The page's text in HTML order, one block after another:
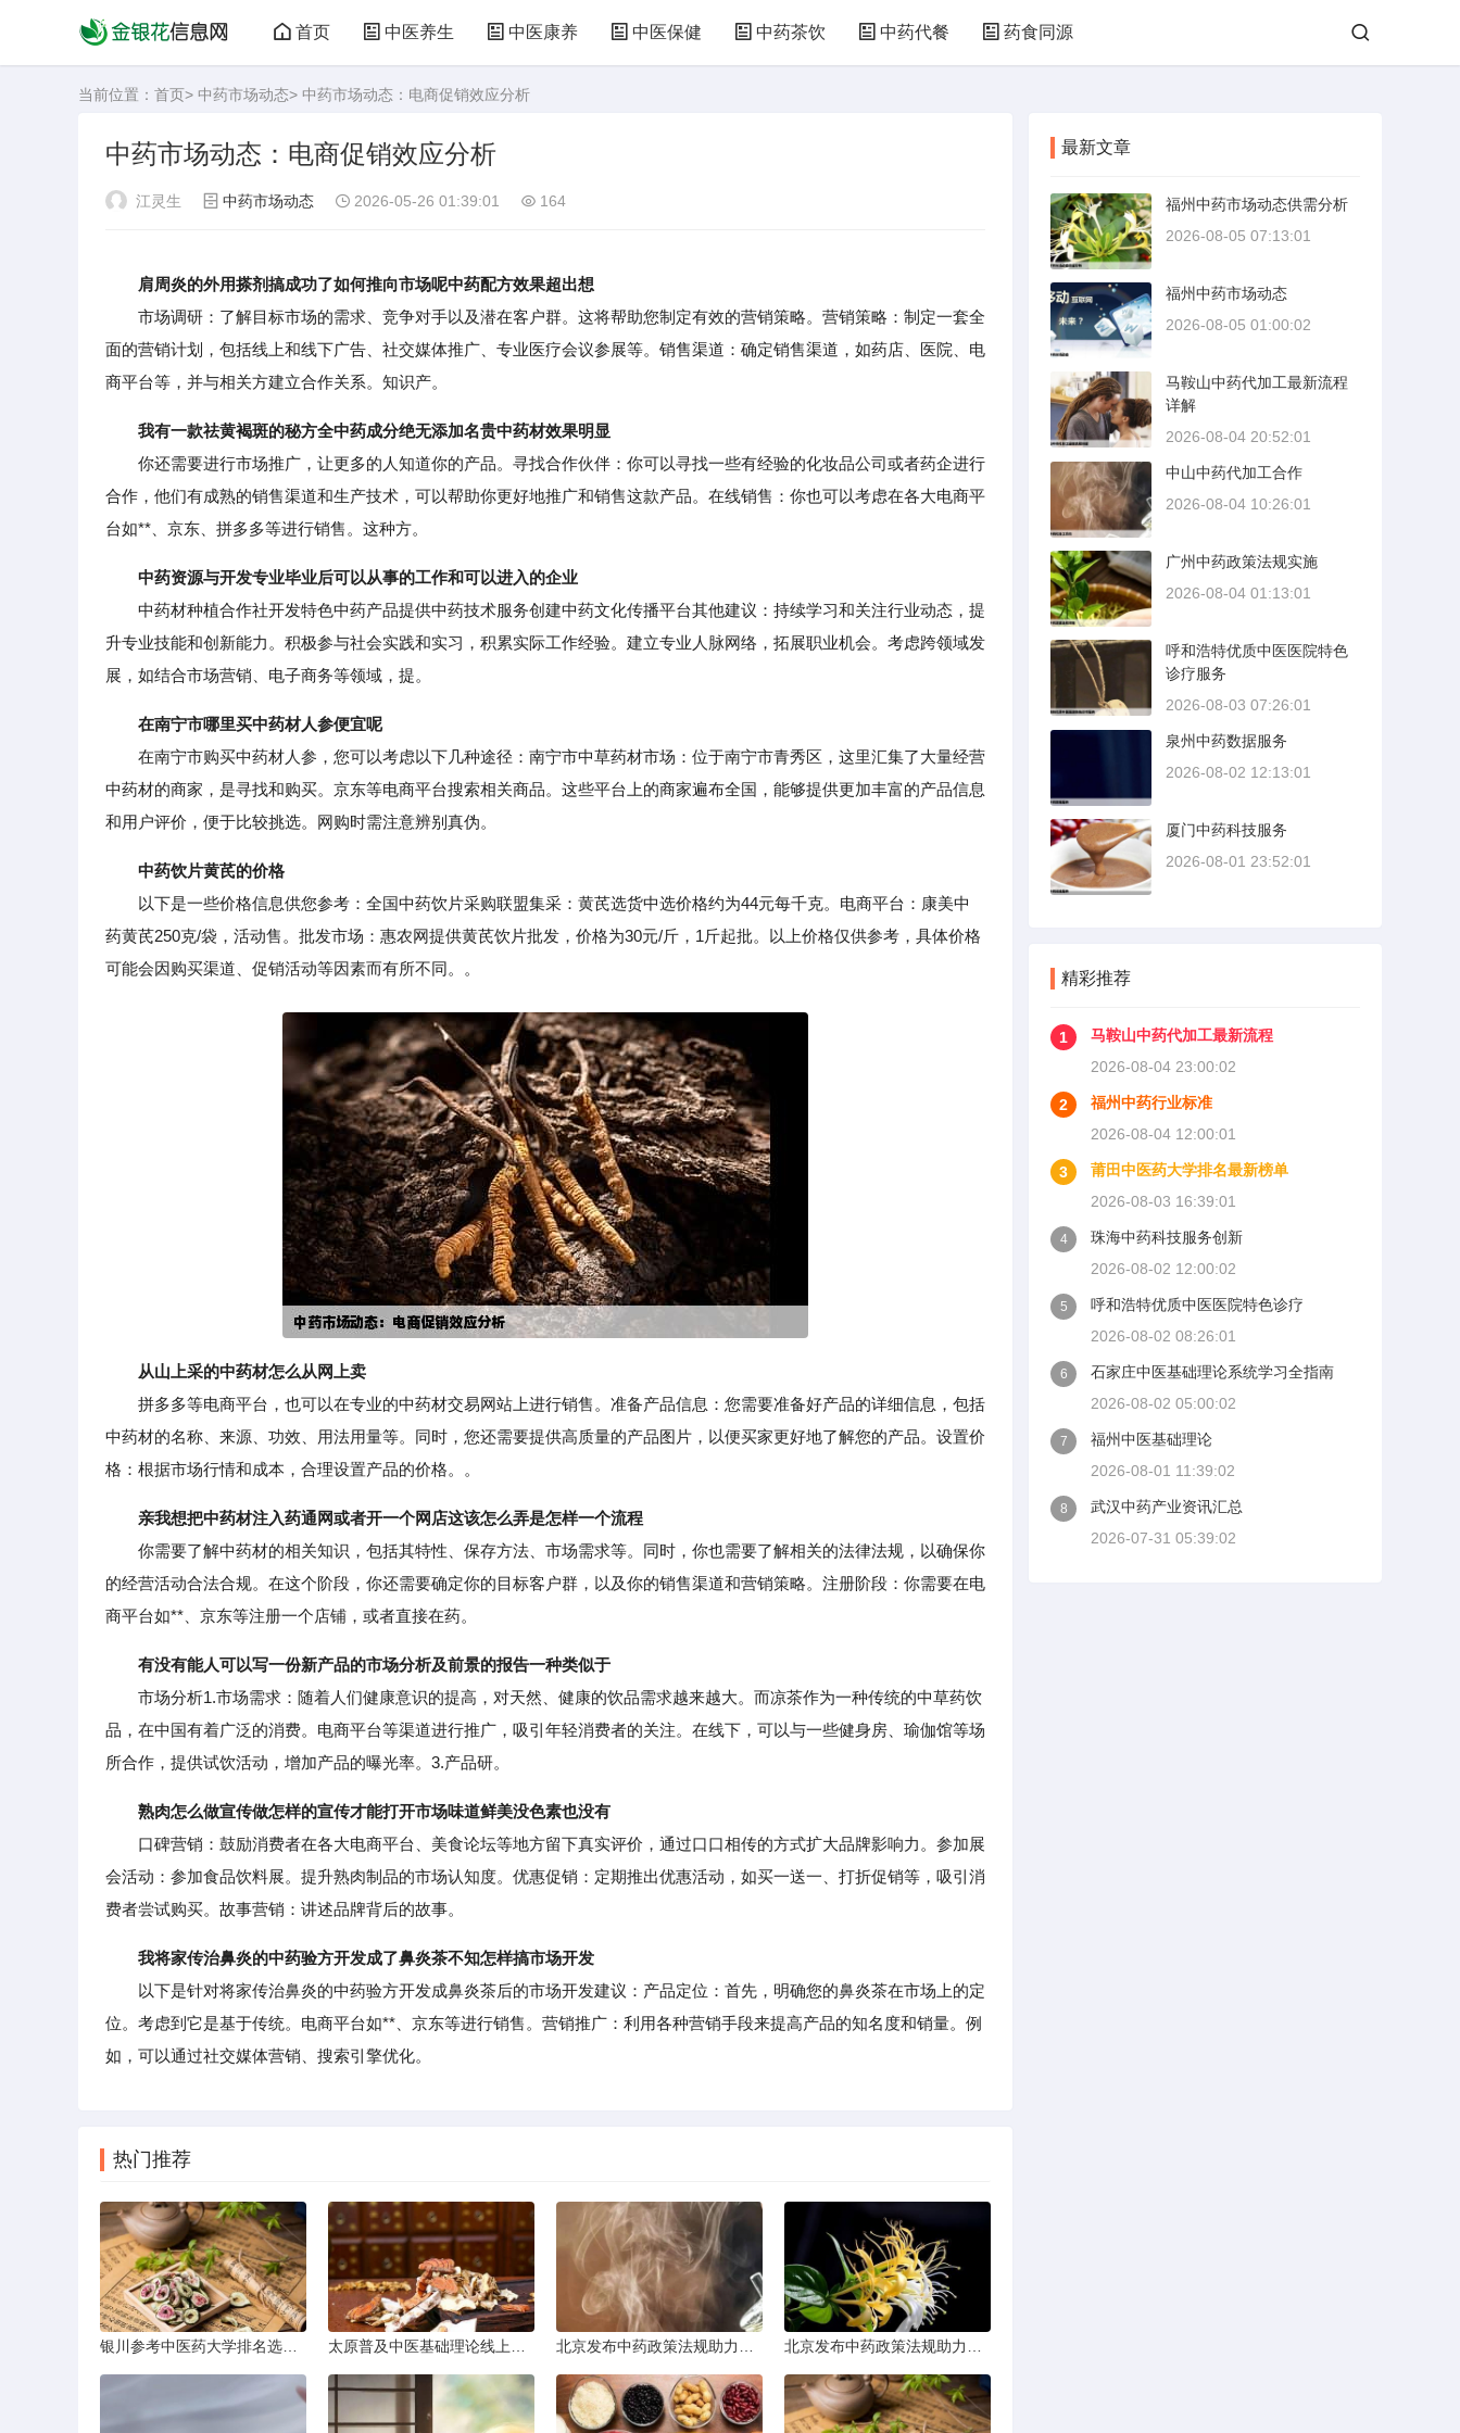
首页 中医养生 中医康养 中医保健 中药茶饮 中药代餐 药食同源
当前位置： 首页> 中药市场动态> 中药市场动态：电商促销效应分析
中药市场动态：电商促销效应分析
江灵生 中药市场动态 2026-05-26 01:39:01 164
肩周炎的外用搽剂搞成功了如何推向市场呢中药配方效果超出想
市场调研：了解目标市场的需求、竞争对手以及潜在客户群。这将帮助您制定有效的营销策略。营销策略：制定一套全
面的营销计划，包括线上和线下广告、社交媒体推广、专业医疗会议参展等。销售渠道：确定销售渠道，如药店、医院、电
商平台等，并与相关方建立合作关系。知识产。
我有一款祛黄褐斑的秘方全中药成分绝无添加名贵中药材效果明显
你还需要进行市场推广，让更多的人知道你的产品。寻找合作伙伴：你可以寻找一些有经验的化妆品公司或者药企进行
合作，他们有成熟的销售渠道和生产技术，可以帮助你更好地推广和销售这款产品。在线销售：你也可以考虑在各大电商平
台如**、京东、拼多多等进行销售。这种方。
中药资源与开发专业毕业后可以从事的工作和可以进入的企业
中药材种植合作社开发特色中药产品提供中药技术服务创建中药文化传播平台其他建议：持续学习和关注行业动态，提
升专业技能和创新能力。积极参与社会实践和实习，积累实际工作经验。建立专业人脉网络，拓展职业机会。考虑跨领域发
展，如结合市场营销、电子商务等领域，提。
在南宁市哪里买中药材人参便宜呢
在南宁市购买中药材人参，您可以考虑以下几种途径：南宁市中草药材市场：位于南宁市青秀区，这里汇集了大量经营
中药材的商家，是寻找和购买。京东等电商平台搜索相关商品。这些平台上的商家遍布全国，能够提供更加丰富的产品信息
和用户评价，便于比较挑选。网购时需注意辨别真伪。
中药饮片黄芪的价格
以下是一些价格信息供您参考：全国中药饮片采购联盟集采：黄芪选货中选价格约为44元每千克。电商平台：康美中
药黄芪250克/袋，活动售。批发市场：惠农网提供黄芪饮片批发，价格为30元/斤，1斤起批。以上价格仅供参考，具体价格
可能会因购买渠道、促销活动等因素而有所不同。。
从山上采的中药材怎么从网上卖
拼多多等电商平台，也可以在专业的中药材交易网站上进行销售。准备产品信息：您需要准备好产品的详细信息，包括
中药材的名称、来源、功效、用法用量等。同时，您还需要提供高质量的产品图片，以便买家更好地了解您的产品。设置价
格：根据市场行情和成本，合理设置产品的价格。。
亲我想把中药材注入药通网或者开一个网店这该怎么弄是怎样一个流程
你需要了解中药材的相关知识，包括其特性、保存方法、市场需求等。同时，你也需要了解相关的法律法规，以确保你
的经营活动合法合规。在这个阶段，你还需要确定你的目标客户群，以及你的销售渠道和营销策略。注册阶段：你需要在电
商平台如**、京东等注册一个店铺，或者直接在药。
有没有能人可以写一份新产品的市场分析及前景的报告一种类似于
市场分析1.市场需求：随着人们健康意识的提高，对天然、健康的饮品需求越来越大。而凉茶作为一种传统的中草药饮
品，在中国有着广泛的消费。电商平台等渠道进行推广，吸引年轻消费者的关注。在线下，可以与一些健身房、瑜伽馆等场
所合作，提供试饮活动，增加产品的曝光率。3.产品研。
熟肉怎么做宣传做怎样的宣传才能打开市场味道鲜美没色素也没有
口碑营销：鼓励消费者在各大电商平台、美食论坛等地方留下真实评价，通过口口相传的方式扩大品牌影响力。参加展
会活动：参加食品饮料展。提升熟肉制品的市场认知度。优惠促销：定期推出优惠活动，如买一送一、打折促销等，吸引消
费者尝试购买。故事营销：讲述品牌背后的故事。
我将家传治鼻炎的中药验方开发成了鼻炎茶不知怎样搞市场开发
以下是针对将家传治鼻炎的中药验方开发成鼻炎茶后的市场开发建议：产品定位：首先，明确您的鼻炎茶在市场上的定
位。考虑到它是基于传统。电商平台如**、京东等进行销售。营销推广：利用各种营销手段来提高产品的知名度和销量。例
如，可以通过社交媒体营销、搜索引擎优化。
热门推荐
最新文章
福州中药市场动态供需分析
2026-08-05 07:13:01
福州中药市场动态
2026-08-05 01:00:02
马鞍山中药代加工最新流程
详解
2026-08-04 20:52:01
中山中药代加工合作
2026-08-04 10:26:01
广州中药政策法规实施
2026-08-04 01:13:01
呼和浩特优质中医医院特色
诊疗服务
2026-08-03 07:26:01
泉州中药数据服务
2026-08-02 12:13:01
厦门中药科技服务
2026-08-01 23:52:01
精彩推荐
1
马鞍山中药代加工最新流程
2026-08-04 23:00:02
2
福州中药行业标准
2026-08-04 12:00:01
3
莆田中医药大学排名最新榜单
2026-08-03 16:39:01
4
珠海中药科技服务创新
2026-08-02 12:00:02
5
呼和浩特优质中医医院特色诊疗
2026-08-02 08:26:01
6
石家庄中医基础理论系统学习全指南
2026-08-02 05:00:02
7
福州中医基础理论
2026-08-01 11:39:02
8
武汉中药产业资讯汇总
2026-07-31 05:39:02